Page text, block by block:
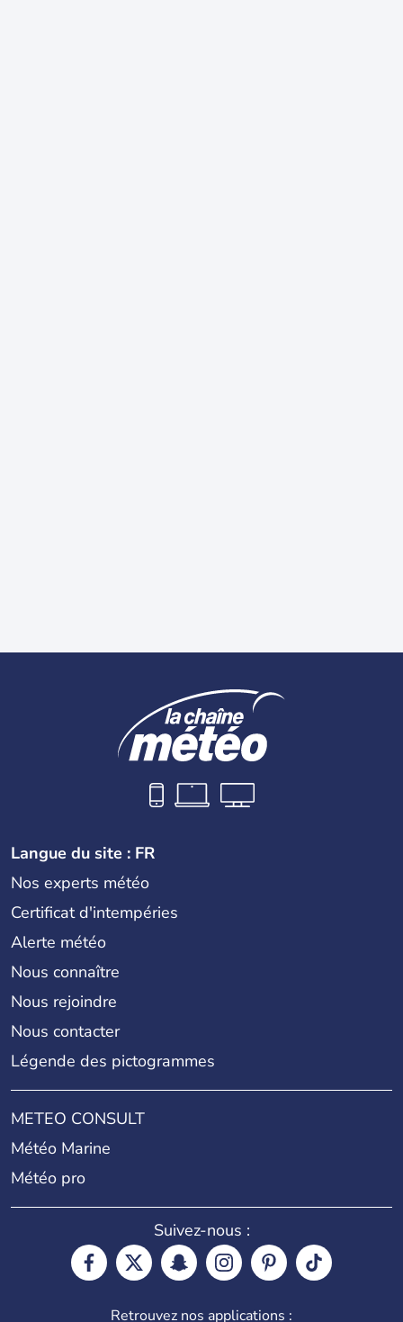
Langue du site : FR
Nos experts météo
Certificat d'intempéries
Alerte météo
Nous connaître
Nous rejoindre
Nous contacter
Légende des pictogrammes
METEO CONSULT
Météo Marine
Météo pro
Suivez-nous :
Retrouvez nos applications :